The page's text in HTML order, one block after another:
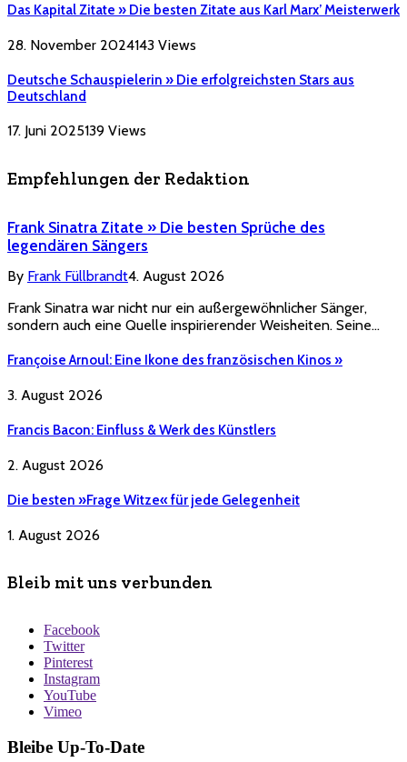
Das Kapital Zitate » Die besten Zitate aus Karl Marx’ Meisterwerk
28. November 2024143 Views
Deutsche Schauspielerin » Die erfolgreichsten Stars aus
Deutschland
17. Juni 2025139 Views
Empfehlungen der Redaktion
Frank Sinatra Zitate » Die besten Sprüche des
legendären Sängers
By Frank Füllbrandt4. August 2026
Frank Sinatra war nicht nur ein außergewöhnlicher Sänger,
sondern auch eine Quelle inspirierender Weisheiten. Seine…
Françoise Arnoul: Eine Ikone des französischen Kinos »
3. August 2026
Francis Bacon: Einfluss & Werk des Künstlers
2. August 2026
Die besten »Frage Witze« für jede Gelegenheit
1. August 2026
Bleib mit uns verbunden
Facebook
Twitter
Pinterest
Instagram
YouTube
Vimeo
Bleibe Up-To-Date